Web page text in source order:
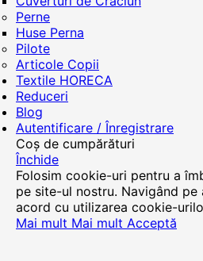
Perne
Huse Perna
Pilote
Articole Copii
Textile HORECA
Reduceri
Blog
Autentificare / Înregistrare
Coș de cumpărături
Închide
Folosim cookie-uri pentru a
pe site-ul nostru. Navigând pe
acord cu utilizarea cookie-
Mai mult Mai mult Acceptă